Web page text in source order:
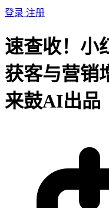
登录 注册
速查收！小
获客与营销
来鼓AI出品